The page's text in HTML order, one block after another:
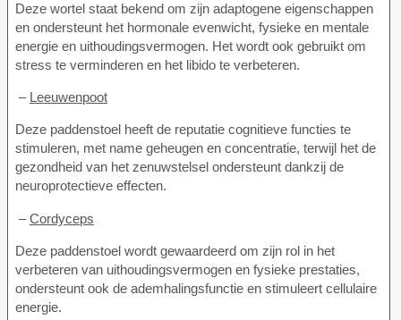
Deze wortel staat bekend om zijn adaptogene eigenschappen
en ondersteunt het hormonale evenwicht, fysieke en mentale
energie en uithoudingsvermogen. Het wordt ook gebruikt om
stress te verminderen en het libido te verbeteren.
– Leeuwenpoot
Deze paddenstoel heeft de reputatie cognitieve functies te
stimuleren, met name geheugen en concentratie, terwijl het de
gezondheid van het zenuwstelsel ondersteunt dankzij de
neuroprotectieve effecten.
–Cordyceps
Deze paddenstoel wordt gewaardeerd om zijn rol in het
verbeteren van uithoudingsvermogen en fysieke prestaties,
ondersteunt ook de ademhalingsfunctie en stimuleert cellulaire
energie.